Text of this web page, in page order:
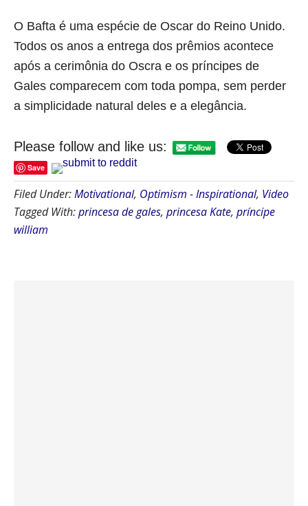
O Bafta é uma espécie de Oscar do Reino Unido.
Todos os anos a entrega dos prêmios acontece
após a cerimônia do Oscra e os príncipes de
Gales comparecem com toda pompa, sem perder
a simplicidade natural deles e a elegância.
Please follow and like us:
Save
Filed Under:Motivational, Optimism - Inspirational, Video
Tagged With:princesa de gales, princesa Kate, príncipe
william